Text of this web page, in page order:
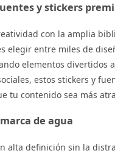
y stickers
con la amplia
elegir entre miles de
elementos
estos stickers y
tu contenido sea más
de agua
alta definición sin la